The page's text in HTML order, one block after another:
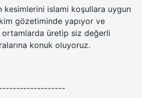
kesimlerini islami koşullara uygun
gözetiminde yapıyor ve
üretip siz değerli
konuk oluyoruz.